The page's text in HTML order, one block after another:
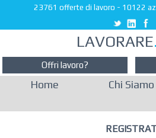
23761 offerte di lavoro - 10122
LAVORARE.
Offri lavoro?
Home Chi Siamo